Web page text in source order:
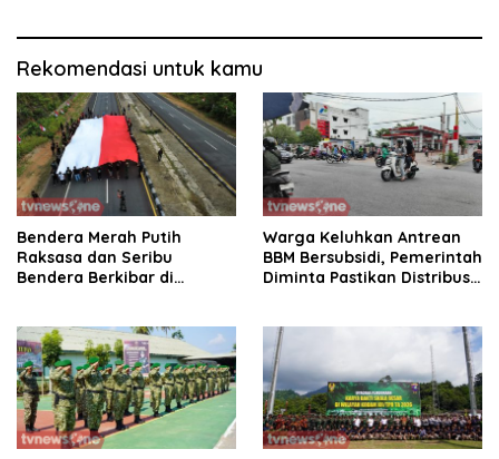
Rekomendasi untuk kamu
Bendera Merah Putih
Raksasa dan Seribu
Bendera Berkibar di
Warga Keluhkan Antrean
BBM Bersubsidi, Pemerintah
Diminta Pastikan Distribusi